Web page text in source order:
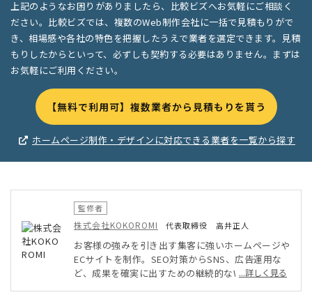
上記のようなお困りがありましたら、比較ビズへお気軽にご相談く
ださい。比較ビズでは、複数のWeb制作会社に一括で見積もりがで
き、相場感や各社の特色を把握したうえで業者を選定できます。見積
もりしたからといって、必ずしも契約する必要はありません。まずは
お気軽にご利用ください。
【無料で利用可】複数業者から見積もりを貰う
ホームページ制作・デザインに対応できる業者を一覧から探す
監修者
株式会社KOKOROMI 代表取締役 高井正人
お客様の強みを引き出す集客に強いホームページや
ECサイトを制作。SEO対策からSNS、広告運用な
ど、成果を確実に出すための継続的なWEBマーケテ
...詳しく見る